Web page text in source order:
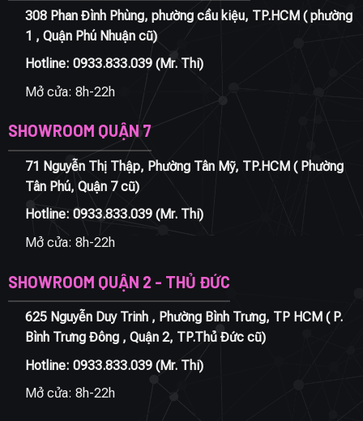
308 Phan Đình Phùng, phường cầu kiệu, TP.HCM ( phường
1 , Quận Phú Nhuận cũ)
Hotline: 0933.833.039(Mr. Thi)
Mở cửa: 8h-22h
SHOWROOM QUẬN 7
71 Nguyễn Thị Thập, Phường Tân Mỹ, TP.HCM ( Phường
Tân Phú, Quận 7 cũ)
Hotline: 0933.833.039(Mr. Thi)
Mở cửa: 8h-22h
SHOWROOM QUẬN 2 - THỦ ĐỨC
625 Nguyễn Duy Trinh , Phường Bình Trưng, TP HCM ( P.
Bình Trưng Đông , Quận 2, TP.Thủ Đức cũ)
Hotline: 0933.833.039(Mr. Thi)
Mở cửa: 8h-22h